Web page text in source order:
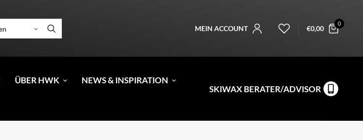
MEIN ACCOUNT €0,00
0
ÜBER HWK
NEWS & INSPIRATION
SKIWAX BERATER/ADVISOR